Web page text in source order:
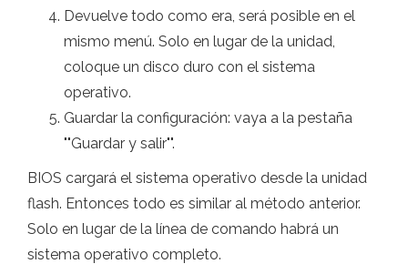
Devuelve todo como era, será posible en el
mismo menú. Solo en lugar de la unidad,
coloque un disco duro con el sistema
operativo.
Guardar la configuración: vaya a la pestaña
""Guardar y salir"".
BIOS cargará el sistema operativo desde la unidad
flash. Entonces todo es similar al método anterior.
Solo en lugar de la línea de comando habrá un
sistema operativo completo.